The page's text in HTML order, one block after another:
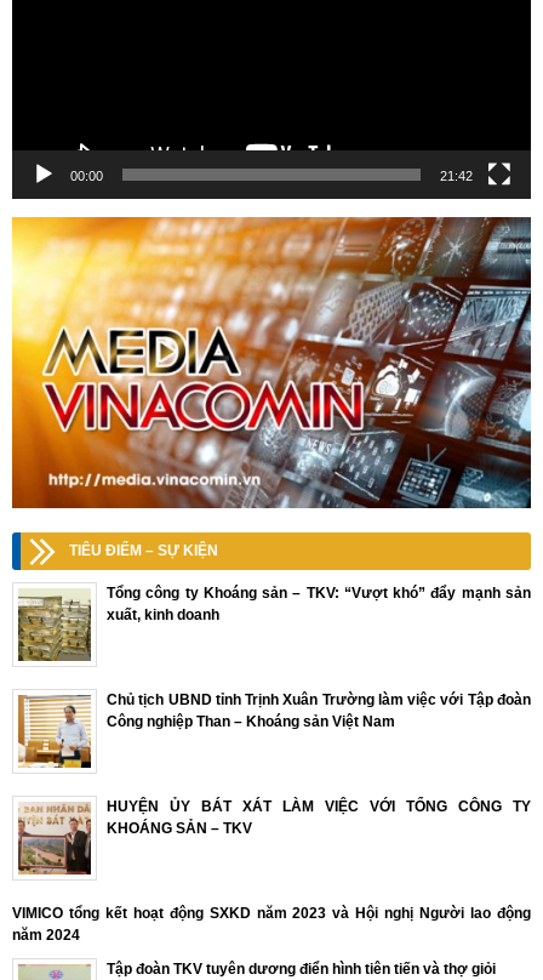
00:00 21:42
TIÊU ĐIỂM – SỰ KIỆN
Tổng công ty Khoáng sản – TKV: “Vượt khó” đẩy mạnh sản
xuất, kinh doanh
Chủ tịch UBND tỉnh Trịnh Xuân Trường làm việc với Tập đoàn
Công nghiệp Than – Khoáng sản Việt Nam
HUYỆN ỦY BÁT XÁT LÀM VIỆC VỚI TỔNG CÔNG TY
KHOÁNG SẢN – TKV
VIMICO tổng kết hoạt động SXKD năm 2023 và Hội nghị Người lao động
năm 2024
Tập đoàn TKV tuyên dương điển hình tiên tiến và thợ giỏi